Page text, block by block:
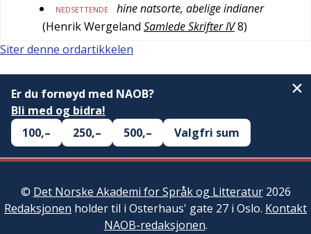
NEDSETTENDE
hine natsorte, abelige indianer
(Henrik Wergeland Samlede Skrifter IV8)
Siter denne ordartikkelen
Er du fornøyd med NAOB?
Bli med og bidra!
100,–
250,– 500,– Valgfri sum
© Det Norske Akademi for Språk og Litteratur2026
Redaksjonen holder til i Osterhaus' gate 27 i Oslo. Kontakt
NAOB-redaksjonen.